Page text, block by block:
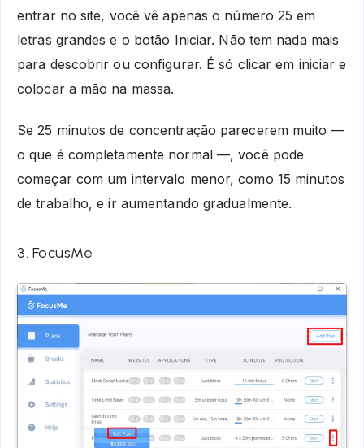
entrar no site, você vê apenas o número 25 em
letras grandes e o botão Iniciar. Não tem nada mais
para descobrir ou configurar. É só clicar em iniciar e
colocar a mão na massa.
Se 25 minutos de concentração parecerem muito —
o que é completamente normal —, você pode
começar com um intervalo menor, como 15 minutos
de trabalho, e ir aumentando gradualmente.
3. FocusMe